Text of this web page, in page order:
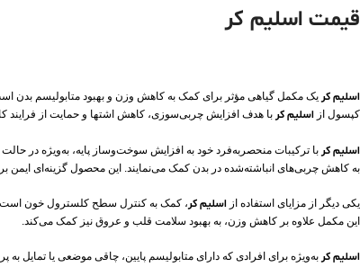
قیمت اسلیم کر
اسلیم کر
کپسول از اسلیم کر با هدف افزایش چربی‌سوزی، کاهش اشتها و حمایت از
اسلیم کر
به کاهش چربی‌های انباشته‌شده در بدن کمک می‌نمایند. این محصول گزینه‌ای ایمن
یکی دیگر از مزایای استفاده از اسلیم کر
این مکمل علاوه بر کاهش وزن، به بهبود سلامت قلب و عروق نیز کمک می‌کند.
اسلیم کر به‌ویژه برای افرادی که دارای متابولیسم پایین، چاقی موضعی یا تمایل